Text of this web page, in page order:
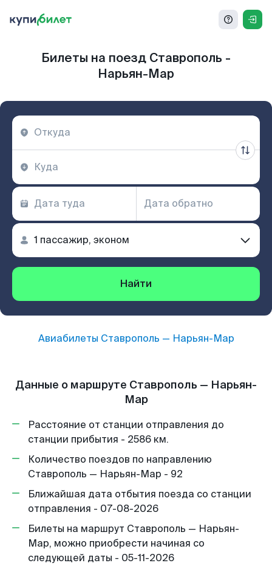
Билеты на поезд Ставрополь -
Нарьян-Мар
Найти
Авиабилеты Ставрополь — Нарьян-Мар
Данные о маршруте Ставрополь — Нарьян-
Мар
Расстояние от станции отправления до
станции прибытия - 2586 км.
Количество поездов по направлению
Ставрополь — Нарьян-Мар - 92
Ближайшая дата отбытия поезда со станции
отправления - 07-08-2026
Билеты на маршрут Ставрополь — Нарьян-
Мар, можно приобрести начиная со
следующей даты - 05-11-2026